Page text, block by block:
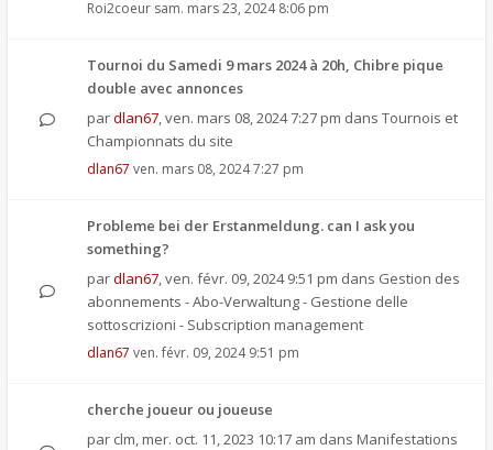
Roi2coeur sam. mars 23, 2024 8:06 pm
Tournoi du Samedi 9 mars 2024 à 20h, Chibre pique
double avec annonces
pardlan67,ven. mars 08, 2024 7:27 pm dans Tournois et
Championnats du site
dlan67 ven. mars 08, 2024 7:27 pm
Probleme bei der Erstanmeldung. can I ask you
something?
pardlan67,ven. févr. 09, 2024 9:51 pm dans Gestion des
abonnements - Abo-Verwaltung - Gestione delle
sottoscrizioni - Subscription management
dlan67 ven. févr. 09, 2024 9:51 pm
cherche joueur ou joueuse
par clm, mer. oct. 11, 2023 10:17 am dans Manifestations